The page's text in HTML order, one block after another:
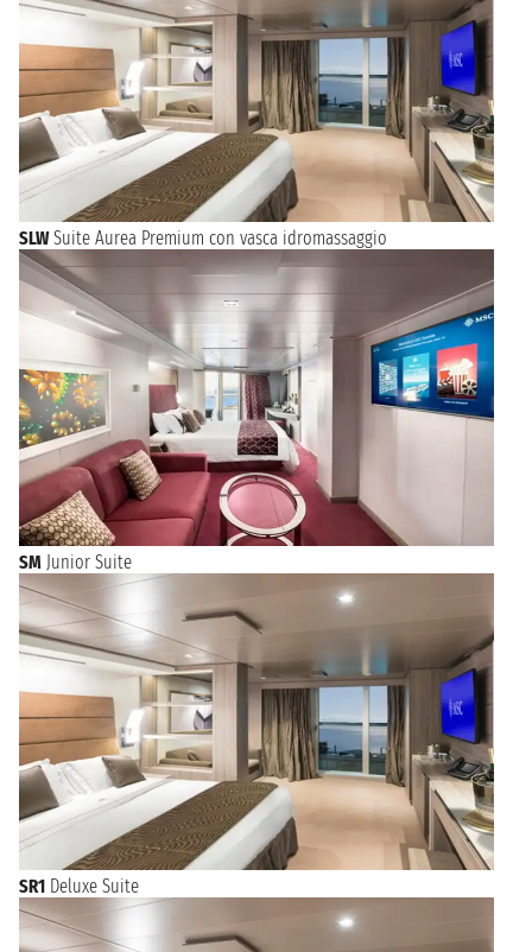
SLW Suite Aurea Premium con vasca idromassaggio
SM Junior Suite
SR1 Deluxe Suite